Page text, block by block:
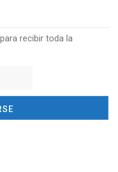
recibir toda la